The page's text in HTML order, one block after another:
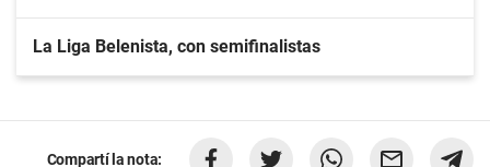
La Liga Belenista, con semifinalistas
Compartí la nota: